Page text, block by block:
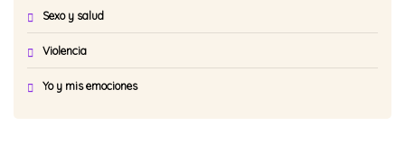
Sexo y salud
Violencia
Yo y mis emociones